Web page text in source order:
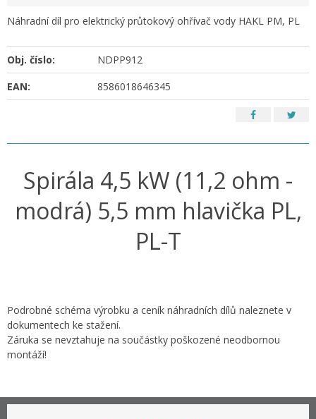
Náhradní díl pro elektrický průtokový ohřívač vody HAKL PM, PL
Obj. číslo:
NDPP912
EAN:
8586018646345
Spirála 4,5 kW (11,2 ohm -
modrá) 5,5 mm hlavička PL,
PL-T
Podrobné schéma výrobku a ceník náhradních dílů naleznete v
dokumentech ke stažení.
Záruka se nevztahuje na součástky poškozené neodbornou
montáží!